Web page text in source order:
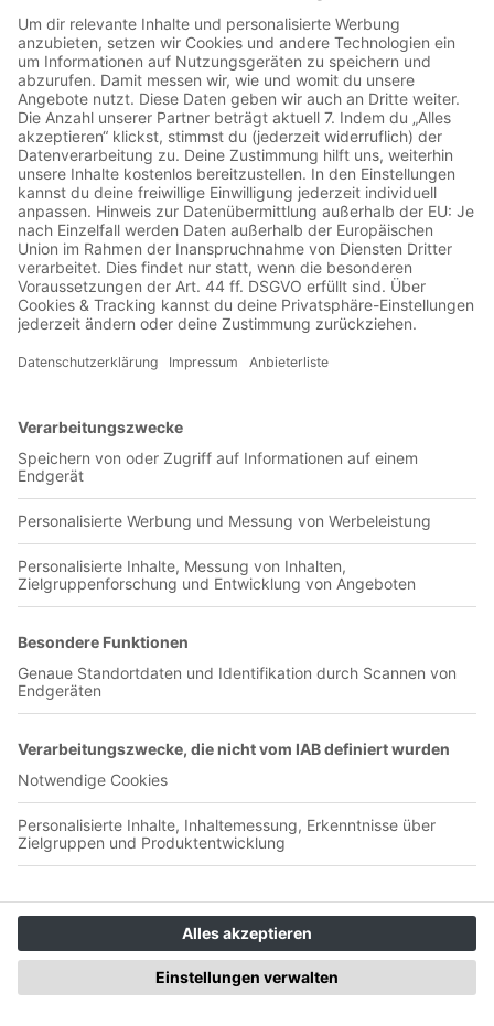
00:45:13
Das 110. Nordderby zwischen dem HSV und Werder Bremen
hatte vieles, die Konkurrenz holt nicht wirklich auf, nun geht
es zum Topspiel gegen Hoffenheim zurück in den Volkspark.
Dies und vieles mehr, in dieser Folge vom Rautentalk. Bis
dahin, NDHSV!Website: https://rautentalk.jimdofree.com/E-
Mail:rautentalk@gmail.comInsta: rautentalkYoutube:
Stuttgart - HSV | Sperre,
Verletzungen & Nordderby Woche |